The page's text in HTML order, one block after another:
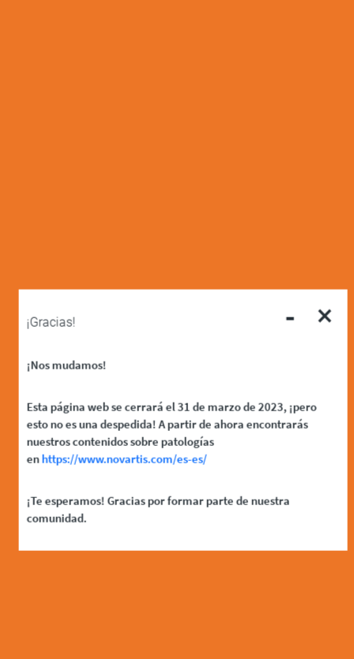
- ×
¡Gracias!
¡Nos mudamos!
Esta página web se cerrará el 31 de marzo de 2023, ¡pero
esto no es una despedida! A partir de ahora encontrarás
nuestros contenidos sobre patologías
enhttps://www.novartis.com/es-es/
¡Te esperamos! Gracias por formar parte de nuestra
comunidad.